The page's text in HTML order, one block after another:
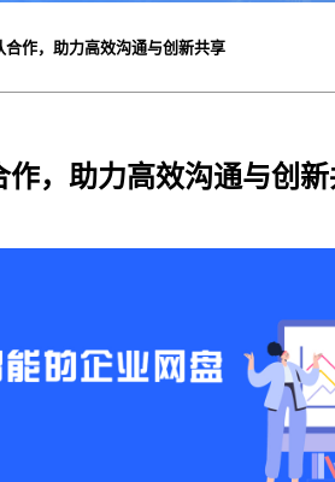
作，助力高效沟通与创新共享
，助力高效沟通与创